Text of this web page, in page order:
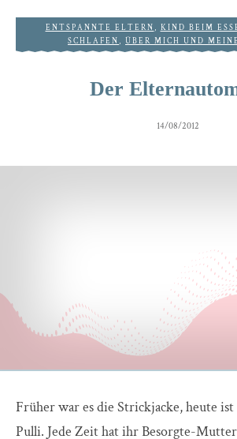
ENTSPANNTE ELTERN , KIND BEIM
SCHLAFEN , ÜBER MICH UND
Der
14/08/2012
Früher war es die Strickjacke, heute ist
Pulli. Jede Zeit hat ihr Besorgte-